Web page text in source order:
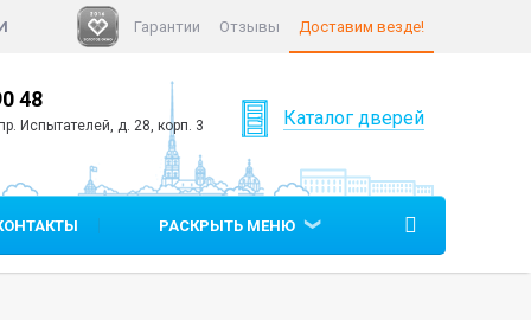
Гарантии Отзывы Доставим везде!
48
Испытателей, д. 28, корп. 3
+7 (812)
Каталог дверей
РАСКРЫТЬ МЕНЮ